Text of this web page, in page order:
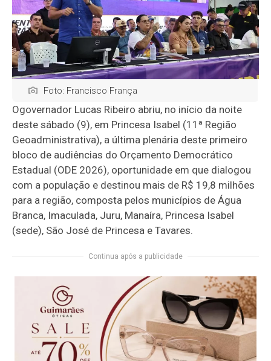
Foto: Francisco França
Ogovernador Lucas Ribeiro abriu, no início da noite
deste sábado (9), em Princesa Isabel (11ª Região
Geoadministrativa), a última plenária deste primeiro
bloco de audiências do Orçamento Democrático
Estadual (ODE 2026), oportunidade em que dialogou
com a população e destinou mais de R$ 19,8 milhões
para a região, composta pelos municípios de Água
Branca, Imaculada, Juru, Manaíra, Princesa Isabel
(sede), São José de Princesa e Tavares.
Continua após a publicidade